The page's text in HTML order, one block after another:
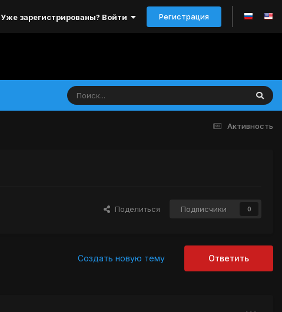
Уже зарегистрированы? Войти Регистрация
Активность
Поделиться Подписчики 0
Ответить
Создать новую тему